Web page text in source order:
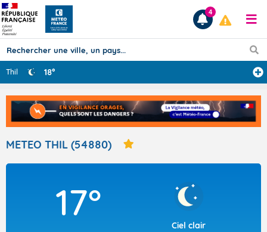
Prévisions
TOUS LES RÉSULTATS
Articles
4
Thil 18°
METEO THIL (54880)
17°
Ciel clair